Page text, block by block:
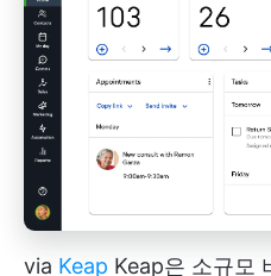
via Keap Keap은 소규모